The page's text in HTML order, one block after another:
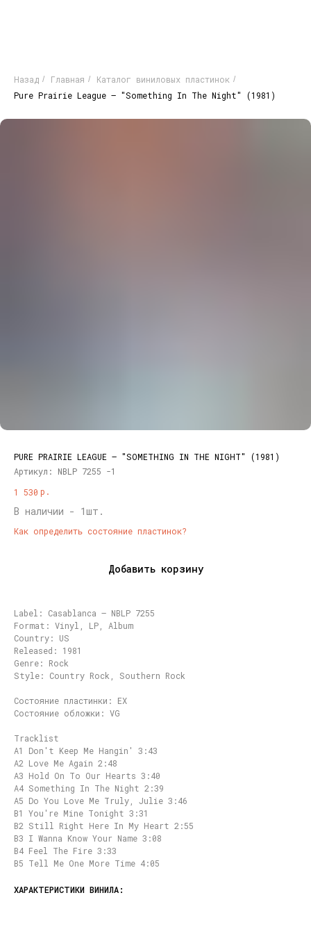
Назад / Главная / Каталог виниловых пластинок /
Pure Prairie League – "Something In The Night" (1981)
PURE PRAIRIE LEAGUE – "SOMETHING IN THE NIGHT" (1981)
Артикул: NBLP 7255 -1
1 530 р.
В наличии - 1шт.
Как определить состояние пластинок?
Добавить корзину
Label: Casablanca – NBLP 7255
Format: Vinyl, LP, Album
Country: US
Released: 1981
Genre: Rock
Style: Country Rock, Southern Rock
Состояние пластинки: EX
Состояние обложки: VG
Tracklist
A1 Don't Keep Me Hangin' 3:43
A2 Love Me Again 2:48
A3 Hold On To Our Hearts 3:40
A4 Something In The Night 2:39
A5 Do You Love Me Truly, Julie 3:46
B1 You're Mine Tonight 3:31
B2 Still Right Here In My Heart 2:55
B3 I Wanna Know Your Name 3:08
B4 Feel The Fire 3:33
B5 Tell Me One More Time 4:05